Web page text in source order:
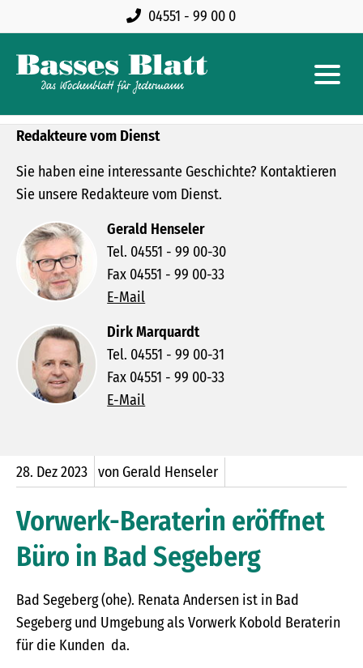
04551 - 99 00 0
Redakteure vom Dienst
Sie haben eine interessante Geschichte? Kontaktieren
Sie unsere Redakteure vom Dienst.
Gerald Henseler
Tel. 04551 - 99 00-30
Fax 04551 - 99 00-33
E-Mail
Dirk Marquardt
Tel. 04551 - 99 00-31
Fax 04551 - 99 00-33
E-Mail
28. Dez2023 von Gerald Henseler
Vorwerk-Beraterin eröffnet
Büro in Bad Segeberg
Bad Segeberg (ohe). Renata Andersen ist in Bad
Segeberg und Umgebung als Vorwerk Kobold Beraterin
für die Kunden da.